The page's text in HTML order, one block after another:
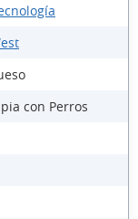
con Perros